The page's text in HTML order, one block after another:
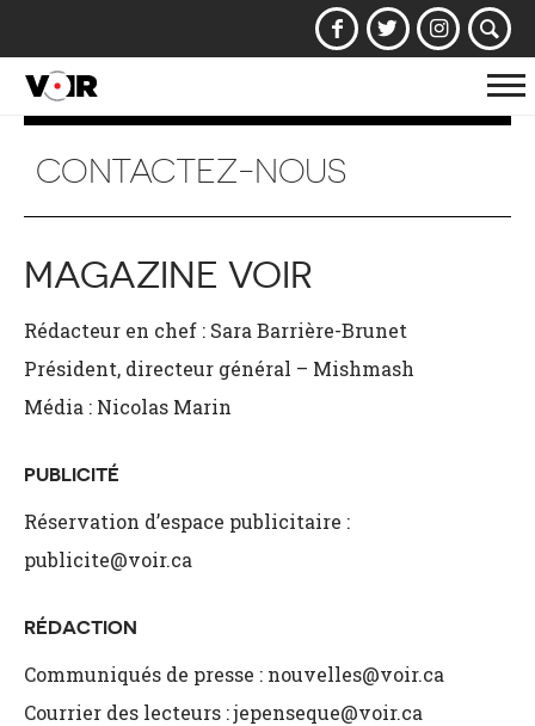
la
CONTACTEZ-NOUS
MAGAZINE VOIR
Rédacteur en chef : Sara Barrière-Brunet
Président, directeur général – Mishmash
Média : Nicolas Marin
PUBLICITÉ
Réservation d’espace publicitaire :
publicite@voir.ca
RÉDACTION
Communiqués de presse : nouvelles@voir.ca
Courrier des lecteurs :jepenseque@voir.ca